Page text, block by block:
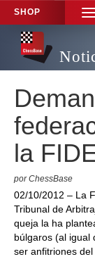
SHOP
la
por ChessBase
02/10/2012 – La
Tribunal de
queja la ha
búlgaros (al igual
ser anfitriones